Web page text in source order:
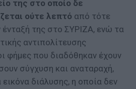
της στο οποίο δε
ούτε λεπτό από τότε
της στο ΣΥΡΙΖΑ, ενώ τα
αντιπολίτευσης
φήμες που διαδόθηκαν έχουν
σύγχυση και αναταραχή,
διάλυσης, η οποία δεν